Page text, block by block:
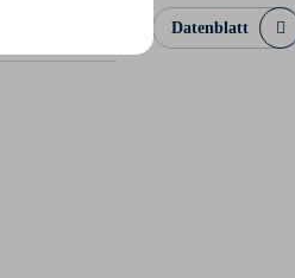
Datenblatt